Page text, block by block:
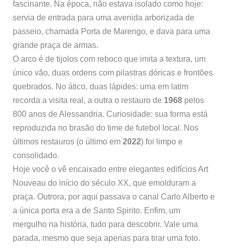
fascinante. Na época, não estava isolado como hoje:
servia de entrada para uma avenida arborizada de
passeio, chamada Porta de Marengo, e dava para uma
grande praça de armas.
O arco é de tijolos com reboco que imita a textura, um
único vão, duas ordens com pilastras dóricas e frontões
quebrados. No ático, duas lápides: uma em latim
recorda a visita real, a outra o restauro de 1968pelos
800 anos de Alessandria. Curiosidade: sua forma está
reproduzida no brasão do time de futebol local. Nos
últimos restauros (o último em 2022) foi limpo e
consolidado.
Hoje você o vê encaixado entre elegantes edifícios Art
Nouveau do início do século XX, que emolduram a
praça. Outrora, por aqui passava o canal Carlo Alberto e
a única porta era a de Santo Spirito. Enfim, um
mergulho na história, tudo para descobrir. Vale uma
parada, mesmo que seja apenas para tirar uma foto.